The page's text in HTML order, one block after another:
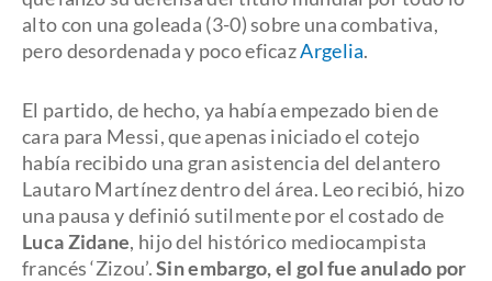
alto con una goleada (3-0) sobre una combativa,
pero desordenada y poco eficazArgelia.
El partido, de hecho, ya había empezado bien de
cara para Messi, que apenas iniciado el cotejo
había recibido una gran asistencia del delantero
Lautaro Martínez dentro del área. Leo recibió, hizo
una pausa y definió sutilmente por el costado de
Luca Zidane, hijo del histórico mediocampista
francés ‘Zizou’.Sin embargo, el gol fue anulado por